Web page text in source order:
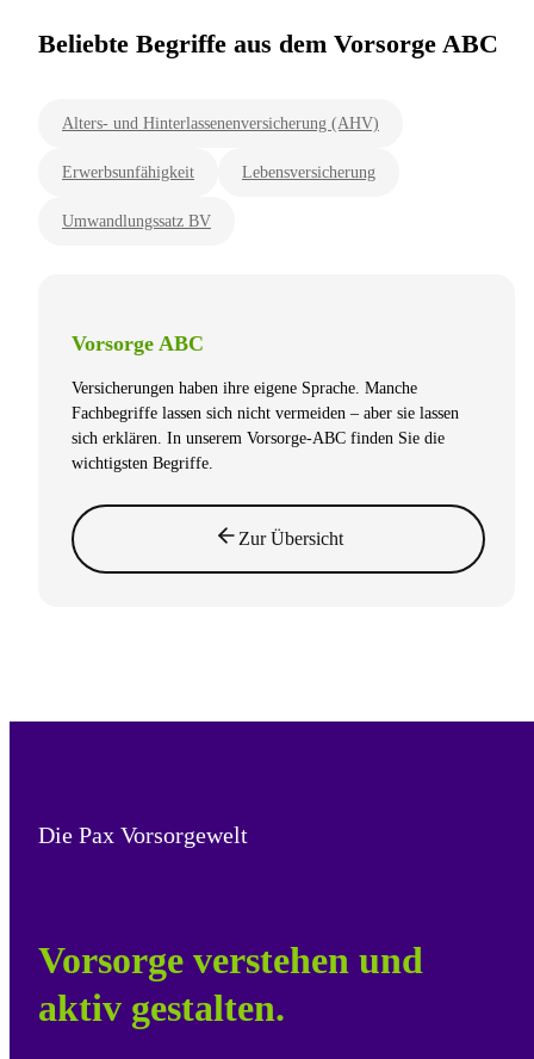
Beliebte Begriffe aus dem Vorsorge ABC
Alters- und Hinterlassenenversicherung (AHV)
Erwerbsunfähigkeit Lebensversicherung
Umwandlungssatz BV
Vorsorge ABC
Versicherungen haben ihre eigene Sprache. Manche
Fachbegriffe lassen sich nicht vermeiden – aber sie lassen
sich erklären. In unserem Vorsorge-ABC finden Sie die
wichtigsten Begriffe.
Zur Übersicht
Die Pax Vorsorgewelt
Vorsorge verstehen und
aktiv gestalten.